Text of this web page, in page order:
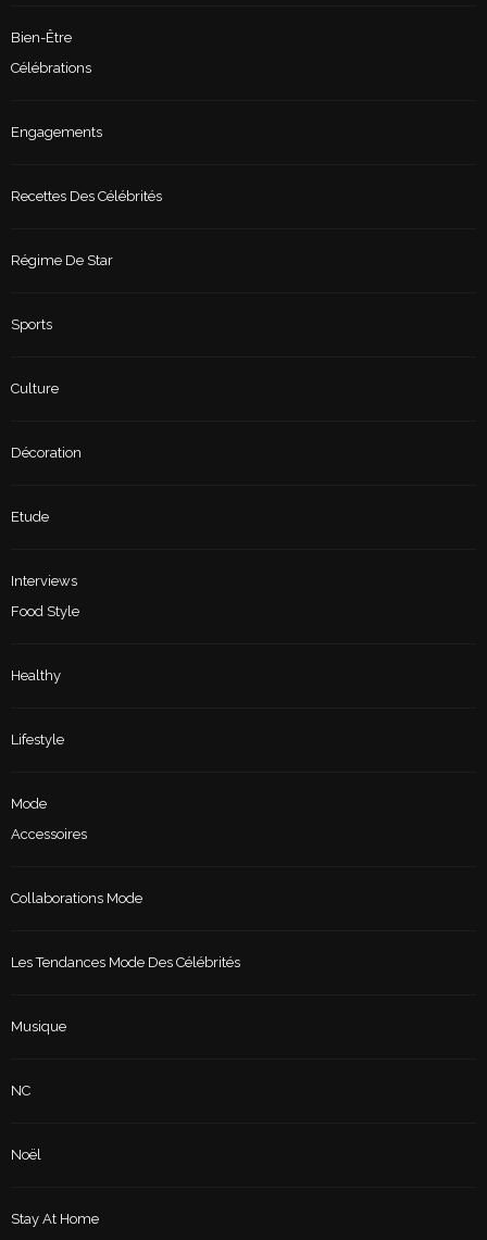
Bien-Être
Célébrations
Engagements
Recettes Des Célébrités
Régime De Star
Sports
Culture
Décoration
Etude
Interviews
Food Style
Healthy
Lifestyle
Mode
Accessoires
Collaborations Mode
Les Tendances Mode Des Célébrités
Musique
NC
Noël
Stay At Home